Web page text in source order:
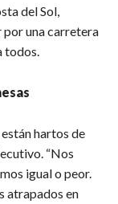
del Sol,
por una carretera
todos.
hartos de
“Nos
igual o peor.
atrapados en